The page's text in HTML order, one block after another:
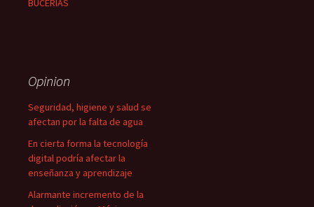
BUCERÍAS
Opinion
Seguridad, higiene y salud se
afectan por la falta de agua
En cierta forma la tecnología
digital podría afectar la
enseñanza y aprendizaje
Alarmante incremento de la